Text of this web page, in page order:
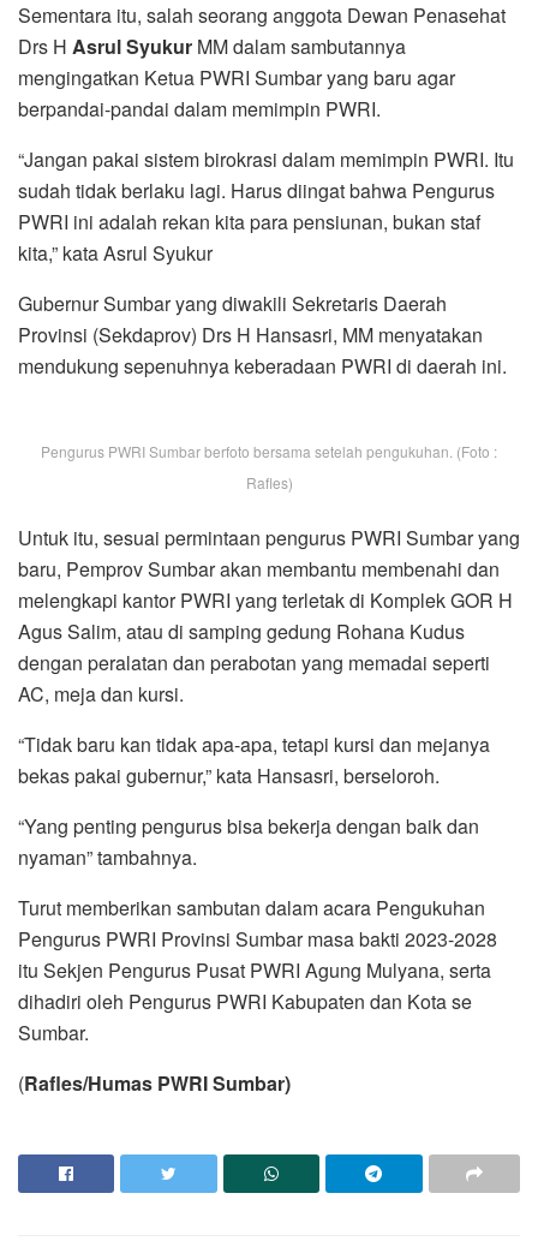
Sementara itu, salah seorang anggota Dewan Penasehat
Drs H Asrul Syukur MM dalam sambutannya
mengingatkan Ketua PWRI Sumbar yang baru agar
berpandai-pandai dalam memimpin PWRI.
“Jangan pakai sistem birokrasi dalam memimpin PWRI. Itu
sudah tidak berlaku lagi. Harus diingat bahwa Pengurus
PWRI ini adalah rekan kita para pensiunan, bukan staf
kita,” kata Asrul Syukur
Gubernur Sumbar yang diwakili Sekretaris Daerah
Provinsi (Sekdaprov) Drs H Hansasri, MM menyatakan
mendukung sepenuhnya keberadaan PWRI di daerah ini.
Pengurus PWRI Sumbar berfoto bersama setelah pengukuhan. (Foto :
Rafles)
Untuk itu, sesuai permintaan pengurus PWRI Sumbar yang
baru, Pemprov Sumbar akan membantu membenahi dan
melengkapi kantor PWRI yang terletak di Komplek GOR H
Agus Salim, atau di samping gedung Rohana Kudus
dengan peralatan dan perabotan yang memadai seperti
AC, meja dan kursi.
“Tidak baru kan tidak apa-apa, tetapi kursi dan mejanya
bekas pakai gubernur,” kata Hansasri, berseloroh.
“Yang penting pengurus bisa bekerja dengan baik dan
nyaman” tambahnya.
Turut memberikan sambutan dalam acara Pengukuhan
Pengurus PWRI Provinsi Sumbar masa bakti 2023-2028
itu Sekjen Pengurus Pusat PWRI Agung Mulyana, serta
dihadiri oleh Pengurus PWRI Kabupaten dan Kota se
Sumbar.
(Rafles/Humas PWRI Sumbar)